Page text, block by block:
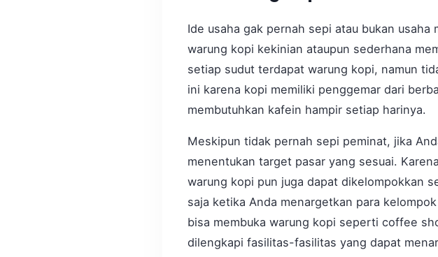
Ide usaha gak pernah sepi atau bukan
warung kopi kekinian ataupun sederhana
setiap sudut terdapat warung kopi, namun
ini karena kopi memiliki penggemar dari
membutuhkan kafein hampir setiap harinya.
Meskipun tidak pernah sepi peminat, jika
menentukan target pasar yang sesuai.
warung kopi pun juga dapat dikelompokkan
saja ketika Anda menargetkan para
bisa membuka warung kopi seperti coffee
dilengkapi fasilitas-fasilitas yang dapat